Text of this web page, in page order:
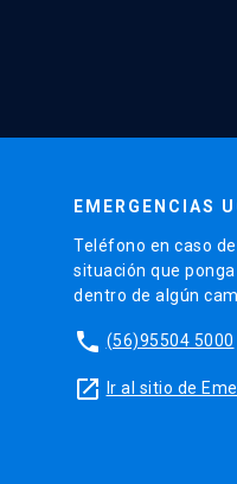
EMERGENCIAS
Teléfono en caso
situación que
dentro de algún
phone (56)95504 5000
launch Ir al sitio de